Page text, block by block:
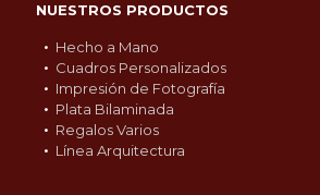
NUESTROS PRODUCTOS
Hecho a Mano
Cuadros Personalizados
Impresión de Fotografía
Plata Bilaminada
Regalos Varios
Línea Arquitectura